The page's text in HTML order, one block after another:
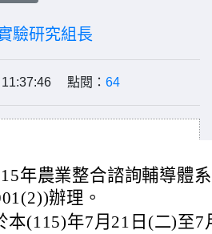
驗研究組長
11:37:46 點閱： 64
年農業整合諮詢輔導體
辦理。
本(115)年7月21日(二)至